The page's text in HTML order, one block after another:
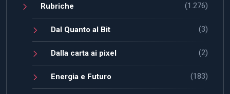
Rubriche (1.276)
Dal Quanto al Bit (3)
Dalla carta ai pixel (2)
Energia e Futuro (183)